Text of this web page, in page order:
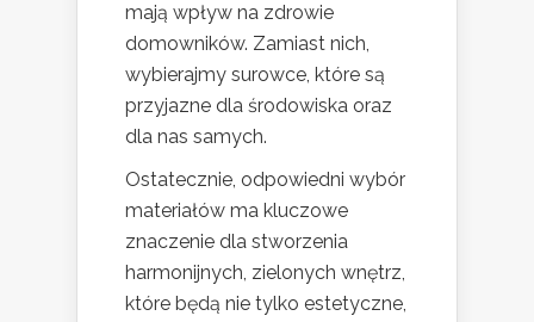
mają wpływ na zdrowie
domowników. Zamiast nich,
wybierajmy surowce, które są
przyjazne dla środowiska oraz
dla nas samych.
Ostatecznie, odpowiedni wybór
materiałów ma kluczowe
znaczenie dla stworzenia
harmonijnych, zielonych wnętrz,
które będą nie tylko estetyczne,